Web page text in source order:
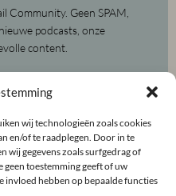
wij technologieën zoals cookies
en/of te raadplegen. Door in te
wij gegevens zoals surfgedrag of
geen toestemming geeft of uw
invloed hebben op bepaalde functies
Community. Geen SPAM,
podcasts, onze
content.